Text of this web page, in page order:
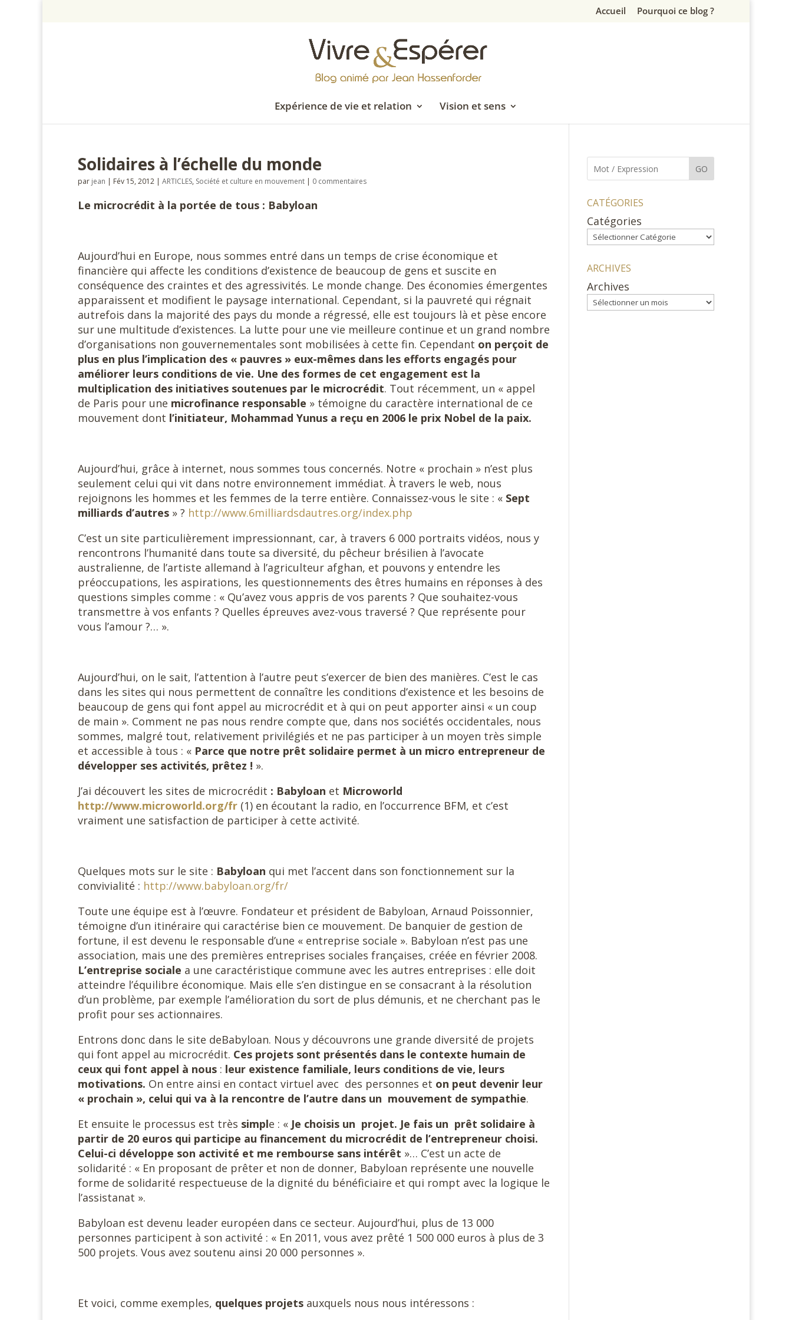
Accueil Pourquoi ce blog ?
Expérience de vie et relation Vision et sens
Solidaires à l’échelle du monde
par jean | Fév 15, 2012 | ARTICLES, Société et culture en mouvement | 0 commentaires
Le microcrédit à la portée de tous : Babyloan
Aujourd’hui en Europe, nous sommes entré dans un temps de crise économique et
financière qui affecte les conditions d’existence de beaucoup de gens et suscite en
conséquence des craintes et des agressivités. Le monde change. Des économies émergentes
apparaissent et modifient le paysage international. Cependant, si la pauvreté qui régnait
autrefois dans la majorité des pays du monde a régressé, elle est toujours là et pèse encore
sur une multitude d’existences. La lutte pour une vie meilleure continue et un grand nombre
d’organisations non gouvernementales sont mobilisées à cette fin. Cependant on perçoit de
plus en plus l’implication des « pauvres » eux-mêmes dans les efforts engagés pour
améliorer leurs conditions de vie. Une des formes de cet engagement est la
multiplication des initiatives soutenues par le microcrédit. Tout récemment, un « appel
de Paris pour une microfinance responsable » témoigne du caractère international de ce
mouvement dont l’initiateur, Mohammad Yunus a reçu en 2006 le prix Nobel de la paix.
Aujourd’hui, grâce à internet, nous sommes tous concernés. Notre « prochain » n’est plus
seulement celui qui vit dans notre environnement immédiat. À travers le web, nous
rejoignons les hommes et les femmes de la terre entière. Connaissez-vous le site : « Sept
milliards d’autres » ? http://www.6milliardsdautres.org/index.php
C’est un site particulièrement impressionnant, car, à travers 6 000 portraits vidéos, nous y
rencontrons l’humanité dans toute sa diversité, du pêcheur brésilien à l’avocate
australienne, de l’artiste allemand à l’agriculteur afghan, et pouvons y entendre les
préoccupations, les aspirations, les questionnements des êtres humains en réponses à des
questions simples comme : « Qu’avez vous appris de vos parents ? Que souhaitez-vous
transmettre à vos enfants ? Quelles épreuves avez-vous traversé ? Que représente pour
vous l’amour ?… ».
Aujourd’hui, on le sait, l’attention à l’autre peut s’exercer de bien des manières. C’est le cas
dans les sites qui nous permettent de connaître les conditions d’existence et les besoins de
beaucoup de gens qui font appel au microcrédit et à qui on peut apporter ainsi « un coup
de main ». Comment ne pas nous rendre compte que, dans nos sociétés occidentales, nous
sommes, malgré tout, relativement privilégiés et ne pas participer à un moyen très simple
et accessible à tous : « Parce que notre prêt solidaire permet à un micro entrepreneur de
développer ses activités, prêtez ! ».
J’ai découvert les sites de microcrédit : Babyloan et Microworld
http://www.microworld.org/fr (1) en écoutant la radio, en l’occurrence BFM, et c’est
vraiment une satisfaction de participer à cette activité.
Quelques mots sur le site : Babyloan qui met l’accent dans son fonctionnement sur la
convivialité : http://www.babyloan.org/fr/
Toute une équipe est à l’œuvre. Fondateur et président de Babyloan, Arnaud Poissonnier,
témoigne d’un itinéraire qui caractérise bien ce mouvement. De banquier de gestion de
fortune, il est devenu le responsable d’une « entreprise sociale ». Babyloan n’est pas une
association, mais une des premières entreprises sociales françaises, créée en février 2008.
L’entreprise sociale a une caractéristique commune avec les autres entreprises : elle doit
atteindre l’équilibre économique. Mais elle s’en distingue en se consacrant à la résolution
d’un problème, par exemple l’amélioration du sort de plus démunis, et ne cherchant pas le
profit pour ses actionnaires.
Entrons donc dans le site deBabyloan. Nous y découvrons une grande diversité de projets
qui font appel au microcrédit. Ces projets sont présentés dans le contexte humain de
ceux qui font appel à nous : leur existence familiale, leurs conditions de vie, leurs
motivations. On entre ainsi en contact virtuel avec des personnes et on peut devenir leur
« prochain », celui qui va à la rencontre de l’autre dans un mouvement de sympathie.
Et ensuite le processus est très simple : « Je choisis un projet. Je fais un prêt solidaire à
partir de 20 euros qui participe au financement du microcrédit de l’entrepreneur choisi.
Celui-ci développe son activité et me rembourse sans intérêt »… C’est un acte de
solidarité : « En proposant de prêter et non de donner, Babyloan représente une nouvelle
forme de solidarité respectueuse de la dignité du bénéficiaire et qui rompt avec la logique le
l’assistanat ».
Babyloan est devenu leader européen dans ce secteur. Aujourd’hui, plus de 13 000
personnes participent à son activité : « En 2011, vous avez prêté 1 500 000 euros à plus de 3
500 projets. Vous avez soutenu ainsi 20 000 personnes ».
Et voici, comme exemples, quelques projets auxquels nous nous intéressons :
GO
CATÉGORIES
Catégories
ARCHIVES
Archives